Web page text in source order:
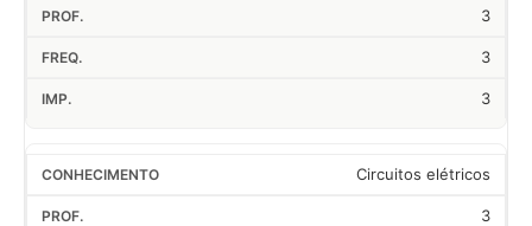
3
3
3
Circuitos elétricos
3